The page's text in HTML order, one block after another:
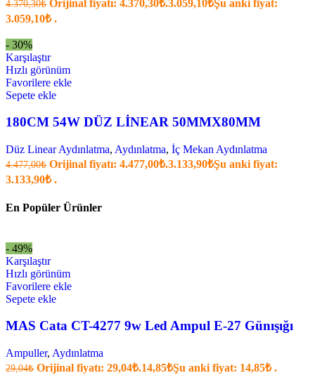
4.370,30₺ Orijinal fiyatı: 4.370,30₺.3.059,10₺Şu anki fiyat:
3.059,10₺ .
- 30%
Karşılaştır
Hızlı görünüm
Favorilere ekle
Sepete ekle
180CM 54W DÜZ LİNEAR 50MMX80MM
Düz Linear Aydınlatma, Aydınlatma, İç Mekan Aydınlatma
4.477,00₺ Orijinal fiyatı: 4.477,00₺.3.133,90₺Şu anki fiyat:
3.133,90₺ .
En Popüler Ürünler
- 49%
Karşılaştır
Hızlı görünüm
Favorilere ekle
Sepete ekle
MAS Cata CT-4277 9w Led Ampul E-27 Günışığı
Ampuller, Aydınlatma
29,04₺ Orijinal fiyatı: 29,04₺.14,85₺Şu anki fiyat: 14,85₺ .